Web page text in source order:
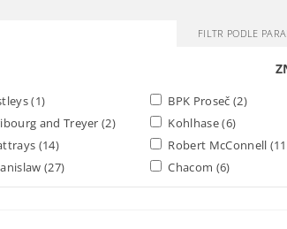
FILTR PODLE
(1) BPK Proseč (2)
and Treyer(2) Kohlhase(6)
(14) Robert McConnell
(27) Chacom (6)